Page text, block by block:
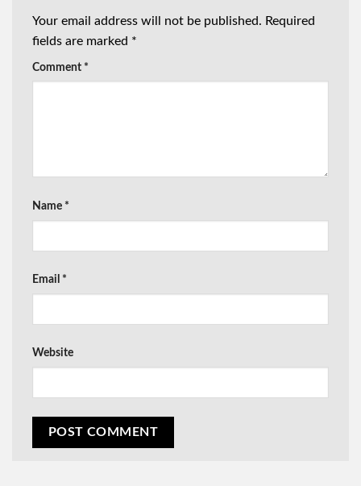
Your email address will not be published. Required
fields are marked *
Comment *
Name *
Email *
Website